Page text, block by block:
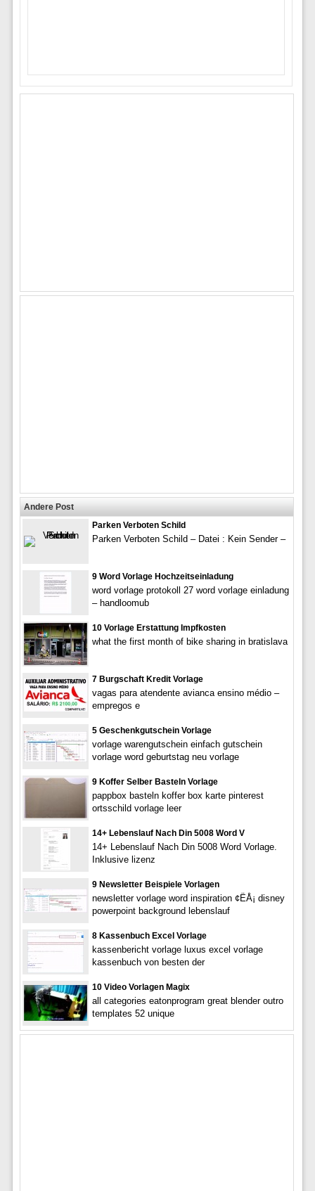
Andere Post
Parken Verboten Schild
Parken Verboten Schild – Datei : Kein Sender –
9 Word Vorlage Hochzeitseinladung
word vorlage protokoll 27 word vorlage einladung
– handloomub
10 Vorlage Erstattung Impfkosten
what the first month of bike sharing in bratislava
7 Burgschaft Kredit Vorlage
vagas para atendente avianca ensino médio –
empregos e
5 Geschenkgutschein Vorlage
vorlage warengutschein einfach gutschein
vorlage word geburtstag neu vorlage
9 Koffer Selber Basteln Vorlage
pappbox basteln koffer box karte pinterest
ortsschild vorlage leer
14+ Lebenslauf Nach Din 5008 Word V
14+ Lebenslauf Nach Din 5008 Word Vorlage.
Inklusive lizenz
9 Newsletter Beispiele Vorlagen
newsletter vorlage word inspiration ¢ËÅ¡ disney
powerpoint background lebenslauf
8 Kassenbuch Excel Vorlage
kassenbericht vorlage luxus excel vorlage
kassenbuch von besten der
10 Video Vorlagen Magix
all categories eatonprogram great blender outro
templates 52 unique